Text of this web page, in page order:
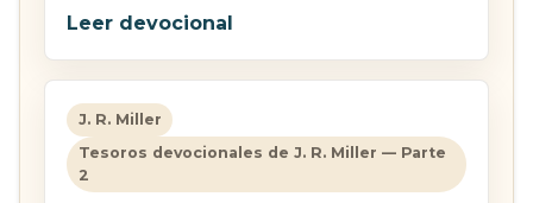
Leer devocional
J. R. Miller
Tesoros devocionales de J. R. Miller — Parte
2